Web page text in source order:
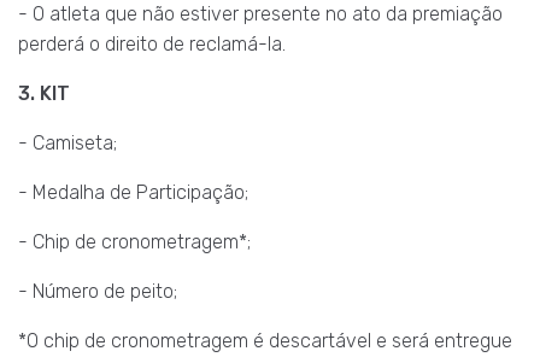
- O atleta que não estiver presente no ato da premiação
perderá o direito de reclamá-la.
3. KIT
- Camiseta;
- Medalha de Participação;
- Chip de cronometragem*;
- Número de peito;
*O chip de cronometragem é descartável e será entregue